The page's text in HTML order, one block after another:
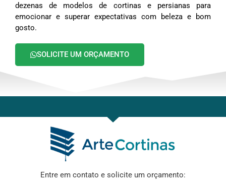
dezenas de modelos de cortinas e persianas para
emocionar e superar expectativas com beleza e bom
gosto.
SOLICITE UM ORÇAMENTO
Entre em contato e solicite um orçamento: